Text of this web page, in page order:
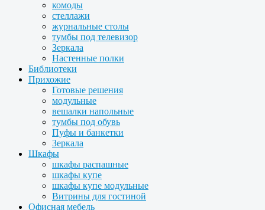
комоды
стеллажи
журнальные столы
тумбы под телевизор
Зеркала
Настенные полки
Библиотеки
Прихожие
Готовые решения
модульные
вешалки напольные
тумбы под обувь
Пуфы и банкетки
Зеркала
Шкафы
шкафы распашные
шкафы купе
шкафы купе модульные
Витрины для гостиной
Офисная мебель